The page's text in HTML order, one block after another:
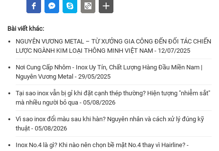
Bài viết khác:
NGUYÊN VƯƠNG METAL – TỪ XƯỞNG GIA CÔNG ĐẾN ĐỐI TÁC CHIẾN
LƯỢC NGÀNH KIM LOẠI THÔNG MINH VIỆT NAM - 12/07/2025
Nơi Cung Cấp Nhôm - Inox Uy Tín, Chất Lượng Hàng Đầu Miền Nam |
Nguyên Vương Metal - 29/05/2025
Tại sao inox vẫn bị gỉ khi đặt cạnh thép thường? Hiện tượng "nhiễm sắt"
mà nhiều người bỏ qua - 05/08/2026
Vì sao inox đổi màu sau khi hàn? Nguyên nhân và cách xử lý đúng kỹ
thuật - 05/08/2026
Inox No.4 là gì? Khi nào nên chọn bề mặt No.4 thay vì Hairline? -